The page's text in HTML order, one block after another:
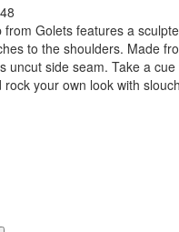
from Golets features a
to the shoulders. Made
uncut side seam. Take a
your own look with